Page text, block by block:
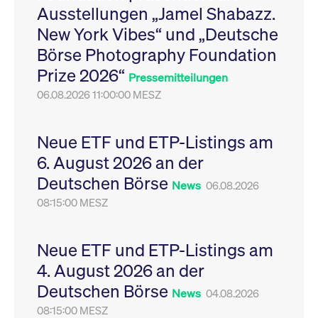
Ausstellungen „Jamel Shabazz.
New York Vibes“ und „Deutsche
Börse Photography Foundation
Prize 2026“ Pressemitteilungen
06.08.2026 11:00:00 MESZ
Neue ETF und ETP-Listings am
6. August 2026 an der
Deutschen Börse News 06.08.2026
08:15:00 MESZ
Neue ETF und ETP-Listings am
4. August 2026 an der
Deutschen Börse News 04.08.2026
08:15:00 MESZ
Leistung der Website
zu messen. Es handelt
sich um ein Muster-
Cookie, bei dem auf
das Präfix _pk_ses
eine kurze Reihe von
VISITOR_PRIVACY_METADATA
YouTube
.youtube.com
6
Monate
Dieses Cookie dient
Speicherung der
Einwilligungs- und
des Nutzers für ihre
Interaktion mit der
Sitzungen geehrt